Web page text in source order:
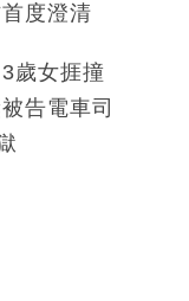
度澄清
歲女捱撞
告電車司